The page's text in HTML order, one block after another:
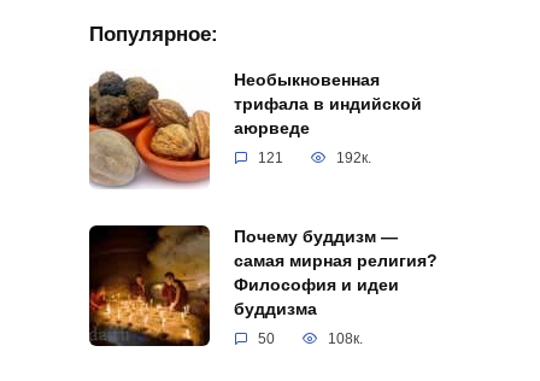
Популярное:
Необыкновенная
трифала в индийской
аюрведе
121 192к.
Почему буддизм —
самая мирная религия?
Философия и идеи
буддизма
50 108к.